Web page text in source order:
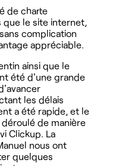
de charte
le site internet,
complication
appréciable.
ainsi que le
été d'une grande
les délais
a été rapide, et le
de manière
Clickup. La
nous ont
quelques